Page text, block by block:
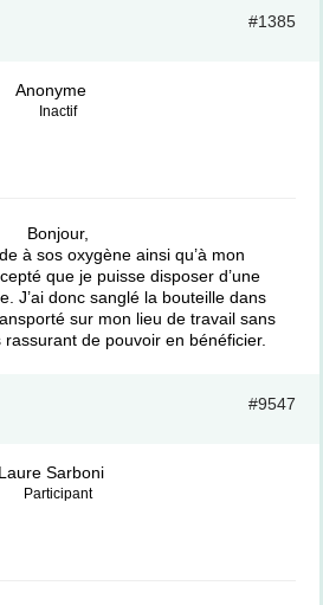
#1385
Anonyme
Inactif
Bonjour,
à sos oxygène ainsi qu’à mon
que je puisse disposer d’une
J’ai donc sanglé la bouteille dans
sur mon lieu de travail sans
rassurant de pouvoir en bénéficier.
#9547
Laure Sarboni
Participant